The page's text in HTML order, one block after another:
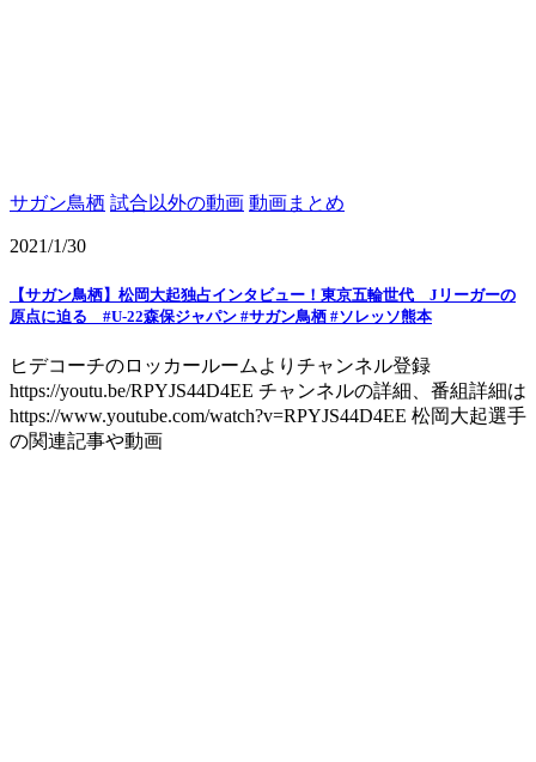
サガン鳥栖 試合以外の動画 動画まとめ
2021/1/30
【サガン鳥栖】松岡大起独占インタビュー！東京五輪世代 Jリーガーの
原点に迫る #U-22森保ジャパン #サガン鳥栖 #ソレッソ熊本
ヒデコーチのロッカールームよりチャンネル登録
https://youtu.be/RPYJS44D4EE チャンネルの詳細、番組詳細は
https://www.youtube.com/watch?v=RPYJS44D4EE 松岡大起選手
の関連記事や動画